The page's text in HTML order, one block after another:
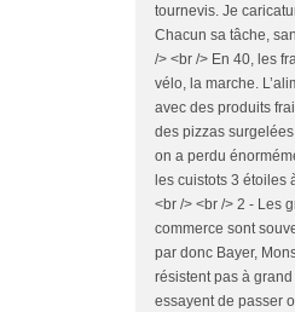
tournevis. Je
Chacun sa tâche,
/> <br /> En 40, les
vélo, la marche.
avec des produits
des pizzas
on a perdu
les cuistots 3 étoiles
<br /> <br /> 2 - Les
commerce sont
par donc Bayer,
résistent pas à
essayent de passer